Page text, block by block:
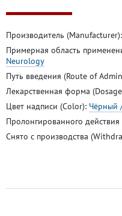
Производитель (Manufacturer):
Примерная область
Neurology
Путь введения (Route of
Лекарственная форма
Цвет надписи (Color): Чёрный
Пролонгированного
Снято с производства